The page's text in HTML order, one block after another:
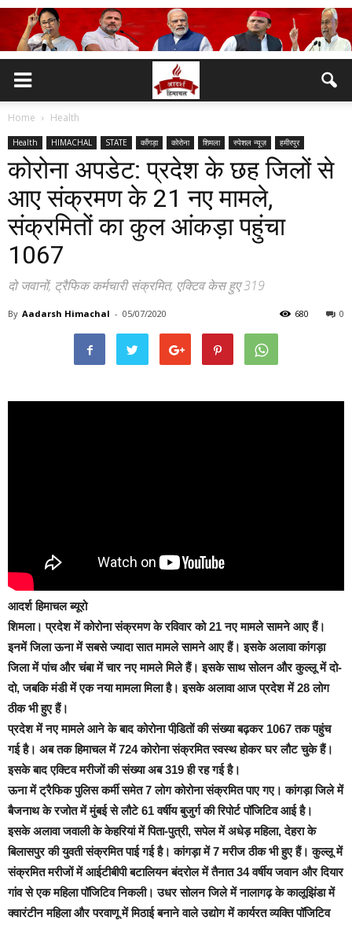
Home Health
Health HIMACHAL STATE काँगड़ा कोरोना शिमला स्पेशल न्यूज़ हमीरपुर
कोरोना अपडेट: प्रदेश के छह जिलों से
आए संक्रमण के 21 नए मामले,
संक्रमितों का कुल आंकड़ा पहुंचा
1067
दो जवानों, ट्रैफिक कर्मचारी संक्रमित, एक्टिव केस हुए 319
By Aadarsh Himachal - 05/07/2020 0
680
आदर्श हिमाचल ब्यूरो
शिमला। प्रदेश में कोरोना संक्रमण के रविवार को 21 नए मामले सामने आए हैं।
इनमें जिला ऊना में सबसे ज्यादा सात मामले सामने आए हैं। इसके अलावा कांगड़ा
जिला में पांच और चंबा में चार नए मामले मिले हैं। इसके साथ सोलन और कुल्लू में दो-
दो, जबकि मंडी में एक नया मामला मिला है। इसके अलावा आज प्रदेश में 28 लोग
ठीक भी हुए हैं।
प्रदेश में नए मामले आने के बाद कोरोना पीडि़तों की संख्या बढ़कर 1067 तक पहुंच
गई है। अब तक हिमाचल में 724 कोरोना संक्रमित स्वस्थ होकर घर लौट चुके हैं।
इसके बाद एक्टिव मरीजों की संख्या अब 319 ही रह गई है।
ऊना में ट्रैफिक पुलिस कर्मी समेत 7 लोग कोरोना संक्रमित पाए गए। कांगड़ा जिले में
बैजनाथ के रजोत में मुंबई से लौटे 61 वर्षीय बुजुर्ग की रिपोर्ट पॉजिटिव आई है।
इसके अलावा जवाली के केहरियां में पिता-पुत्री, सपेल में अधेड़ महिला, देहरा के
बिलासपुर की युवती संक्रमित पाई गई है। कांगड़ा में 7 मरीज ठीक भी हुए हैं। कुल्लू में
संक्रमित मरीजों में आईटीबीपी बटालियन बंदरोल में तैनात 34 वर्षीय जवान और दियार
गांव से एक महिला पॉजिटिव निकली। उधर सोलन जिले में नालागढ़ के कालूझिंडा में
क्वारंटीन महिला और परवाणू में मिठाई बनाने वाले उद्योग में कार्यरत व्यक्ति पॉजिटिव